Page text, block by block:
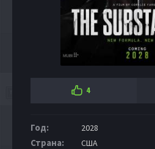
4
Год: 2028
Страна: США